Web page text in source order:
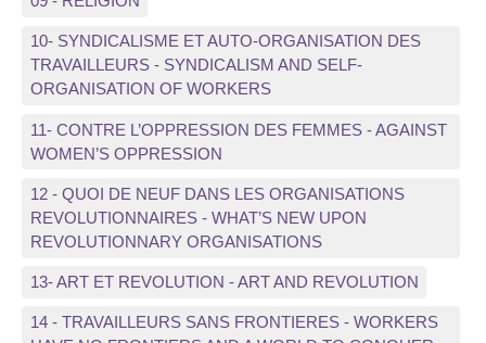
10- SYNDICALISME ET AUTO-ORGANISATION DES
TRAVAILLEURS - SYNDICALISM AND SELF-
ORGANISATION OF WORKERS
11- CONTRE L’OPPRESSION DES FEMMES - AGAINST
WOMEN’S OPPRESSION
12 - QUOI DE NEUF DANS LES ORGANISATIONS
REVOLUTIONNAIRES - WHAT’S NEW UPON
REVOLUTIONNARY ORGANISATIONS
13- ART ET REVOLUTION - ART AND REVOLUTION
14 - TRAVAILLEURS SANS FRONTIERES - WORKERS